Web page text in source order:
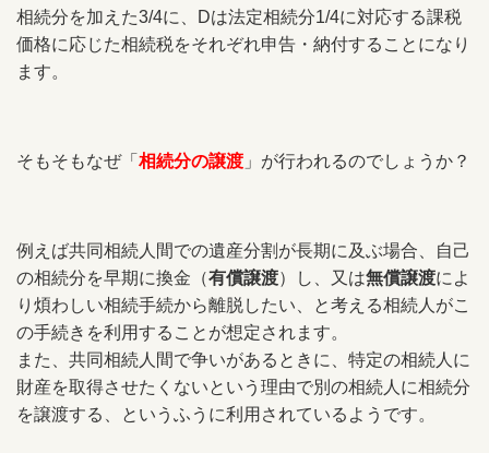
相続分を加えた3/4に、Dは法定相続分1/4に対応する課税
価格に応じた相続税をそれぞれ申告・納付することになり
ます。
そもそもなぜ「 相続分の譲渡 」が行われるのでしょうか？
例えば共同相続人間での遺産分割が長期に及ぶ場合、自己
の相続分を早期に換金（有償譲渡）し、又は無償譲渡によ
り煩わしい相続手続から離脱したい、と考える相続人がこ
の手続きを利用することが想定されます。
また、共同相続人間で争いがあるときに、特定の相続人に
財産を取得させたくないという理由で別の相続人に相続分
を譲渡する、というふうに利用されているようです。